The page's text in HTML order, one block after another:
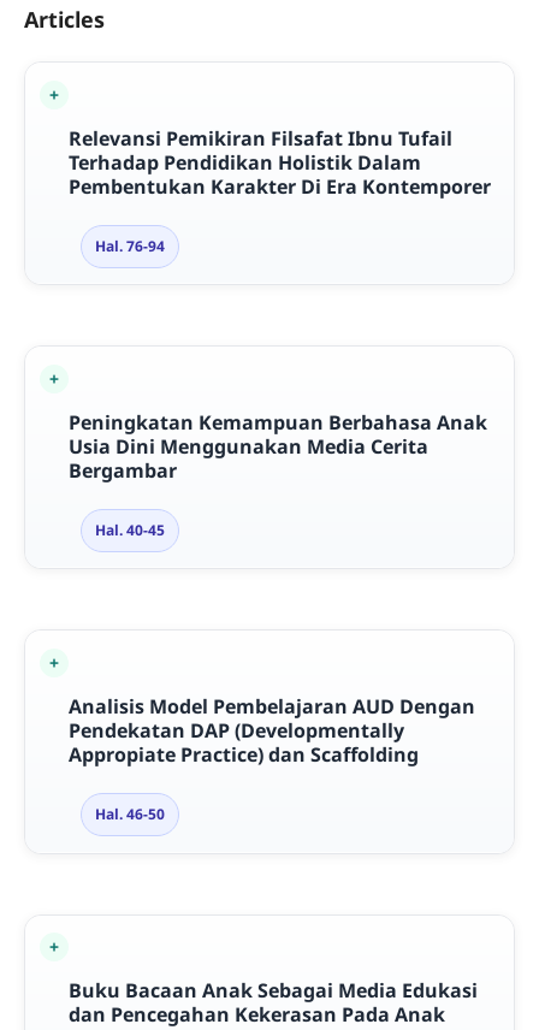
Articles
Relevansi Pemikiran Filsafat Ibnu Tufail
Terhadap Pendidikan Holistik Dalam
Pembentukan Karakter Di Era Kontemporer
Hal. 76-94
Peningkatan Kemampuan Berbahasa Anak
Usia Dini Menggunakan Media Cerita
Bergambar
Hal. 40-45
Analisis Model Pembelajaran AUD Dengan
Pendekatan DAP (Developmentally
Appropiate Practice) dan Scaffolding
Hal. 46-50
Buku Bacaan Anak Sebagai Media Edukasi
dan Pencegahan Kekerasan Pada Anak